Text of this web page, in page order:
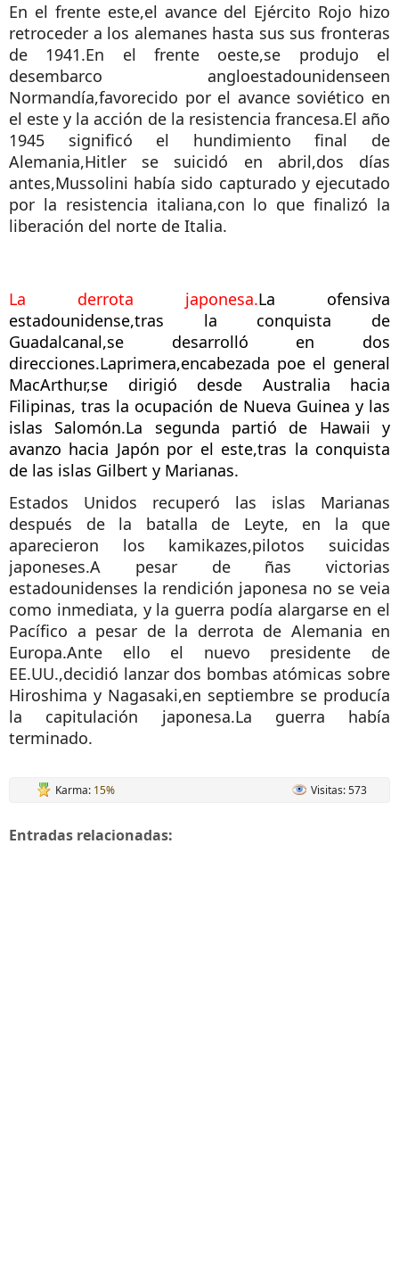
En el frente este,el avance del Ejército Rojo hizo
retroceder a los alemanes hasta sus sus fronteras
de 1941.En el frente oeste,se produjo el
desembarco angloestadounidenseen
Normandía,favorecido por el avance soviético en
el este y la acción de la resistencia francesa.El año
1945 significó el hundimiento final de
Alemania,Hitler se suicidó en abril,dos días
antes,Mussolini había sido capturado y ejecutado
por la resistencia italiana,con lo que finalizó la
liberación del norte de Italia.
La derrota japonesa.La ofensiva
estadounidense,tras la conquista de
Guadalcanal,se desarrolló en dos
direcciones.Laprimera,encabezada poe el general
MacArthur,se dirigió desde Australia hacia
Filipinas, tras la ocupación de Nueva Guinea y las
islas Salomón.La segunda partió de Hawaii y
avanzo hacia Japón por el este,tras la conquista
de las islas Gilbert y Marianas.
Estados Unidos recuperó las islas Marianas
después de la batalla de Leyte, en la que
aparecieron los kamikazes,pilotos suicidas
japoneses.A pesar de ñas victorias
estadounidenses la rendición japonesa no se veia
como inmediata, y la guerra podía alargarse en el
Pacífico a pesar de la derrota de Alemania en
Europa.Ante ello el nuevo presidente de
EE.UU.,decidió lanzar dos bombas atómicas sobre
Hiroshima y Nagasaki,en septiembre se producía
la capitulación japonesa.La guerra había
terminado.
Karma: 15% Visitas: 573
Entradas relacionadas: